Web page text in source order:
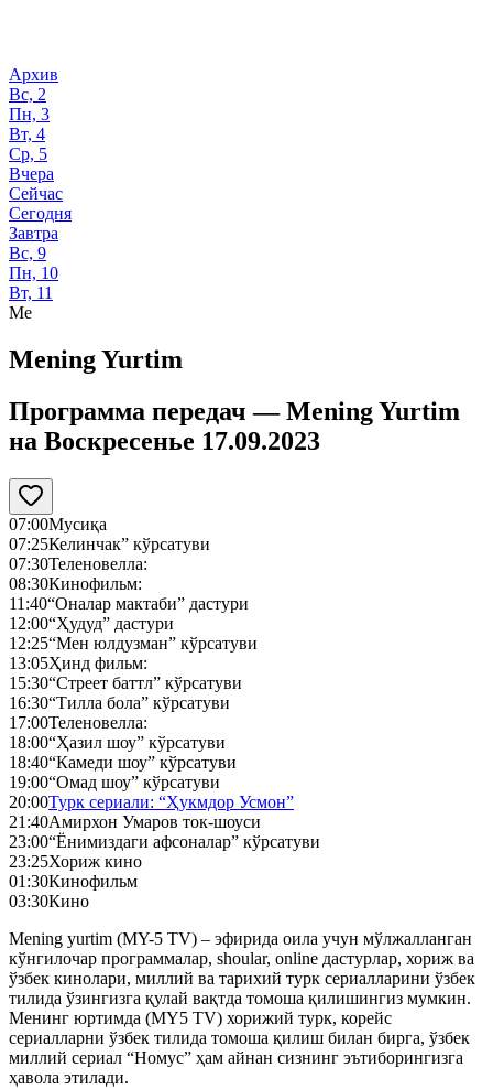
Архив
Вс, 2
Пн, 3
Вт, 4
Ср, 5
Вчера
Сейчас
Сегодня
Завтра
Вс, 9
Пн, 10
Вт, 11
Me
Mening Yurtim
Программа передач —Mening Yurtim
на Воскресенье 17.09.2023
07:00Мусиқа
07:25Келинчак” кўрсатуви
07:30Теленовелла:
08:30Кинофильм:
11:40“Оналар мактаби” дастури
12:00“Ҳудуд” дастури
12:25“Мен юлдузман” кўрсатуви
13:05Ҳинд фильм:
15:30“Стреет баттл” кўрсатуви
16:30“Тилла бола” кўрсатуви
17:00Теленовелла:
18:00“Ҳазил шоу” кўрсатуви
18:40“Камеди шоу” кўрсатуви
19:00“Омад шоу” кўрсатуви
20:00Турк сериали: “Ҳукмдор Усмон”
21:40Амирхон Умаров ток-шоуси
23:00“Ёнимиздаги афсоналар” кўрсатуви
23:25Хориж кино
01:30Кинофильм
03:30Кино
Mening yurtim (MY-5 TV) – эфирида оила учун мўлжалланган
кўнгилочар программалар, shoular, online дастурлар, хориж ва
ўзбек кинолари, миллий ва тарихий турк сериалларини ўзбек
тилида ўзингизга қулай вақтда томоша қилишингиз мумкин.
Менинг юртимда (MY5 TV) хорижий турк, корейс
сериалларни ўзбек тилида томоша қилиш билан бирга, ўзбек
миллий сериал “Номус” ҳам айнан сизнинг эътиборингизга
ҳавола этилади.